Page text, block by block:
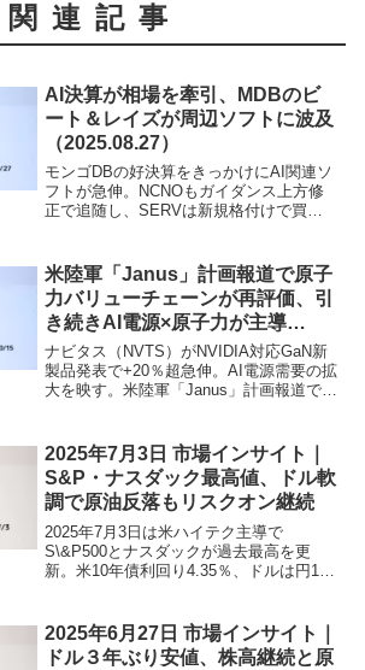
関連記事
AI決算が相場を牽引、MDBのビ
ート＆レイズが周辺ソフトに波及
（2025.08.27）
モンゴDBの好決算をきっかけにAI関連ソ
フトが急伸。NCNOもガイダンス上方修
正で追随し、SERVは新規格付けで買い
米陸軍「Janus」計画報道で原子
力バリューチェーンが再評価、引
き続きAI電源×原子力が主導
（2025/10/15）
ナビタス（NVTS）がNVIDIA対応GaN新
製品発表で+20％超急伸。AI電源需要の拡
大を映す。米陸軍「Janus」計画報道でニ
ンが再評価。フルーエンス（FLNC）は大
容量蓄電案件発表でAI電力テーマ継続。
HIMSの医療領域拡張、AAOIの800G光通
信披露も注目。パウエル発言の緩和トー
ンが下支えとなり、広範なリスク選好が
回復。
2025年7月3日 市場インサイト｜
S&P・ナスダック最高値、ドル軟
調で原油反落もリスクオン継続
2025年7月3日は米ハイテク主導で
S\&P500とナスダックが過去最高を更
新。米10年債利回り4.35％、ドルは円144
念日休場後のCPIとOPEC+が焦点。
2025年6月27日 市場インサイト｜
ドル３年ぶり安値、株高継続と原